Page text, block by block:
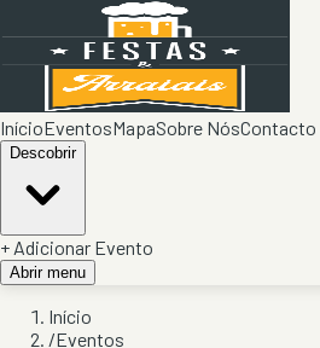
InícioEventosMapaSobre NósContacto
Descobrir
+ Adicionar Evento
Abrir menu
Início
/Eventos